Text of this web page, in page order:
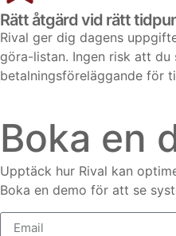
Rätt åtgärd vid rätt
Rival ger dig dagens
göra-listan. Ingen risk att du
betalningsföreläggande för
Boka en
Upptäck hur Rival kan
Boka en demo för att se